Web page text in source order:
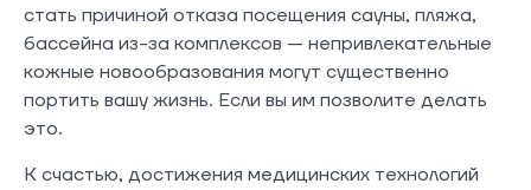
стать причиной отказа посещения сауны, пляжа,
бассейна из-за комплексов — непривлекательные
кожные новообразования могут существенно
портить вашу жизнь. Если вы им позволите делать
это.
К счастью, достижения медицинских технологий